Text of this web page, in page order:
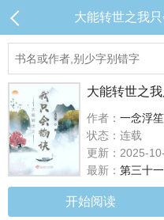
大能转世之我
大能转世之
作者： 一念浮笙
状态：连载
更新：2025-
最新： 第三十
开始阅读